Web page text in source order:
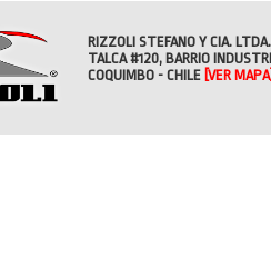
RIZZOLI STEFANO Y CIA. LTDA.
TALCA #120, BARRIO
COQUIMBO - CHILE [VER